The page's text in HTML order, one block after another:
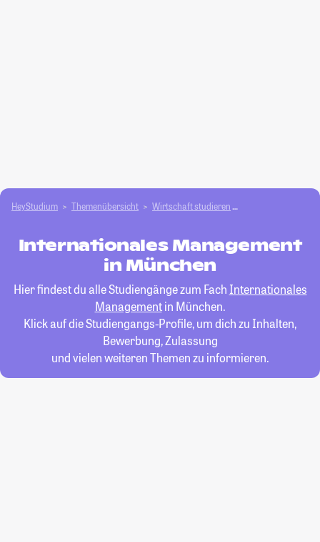
HeyStudium Themenübersicht Wirtschaft studieren
Internationales Management
in München
Hier findest du alle Studiengänge zum Fach Internationales
Managementin München.
Klick auf die Studiengangs-Profile, um dich zu Inhalten,
Bewerbung, Zulassung
und vielen weiteren Themen zu informieren.